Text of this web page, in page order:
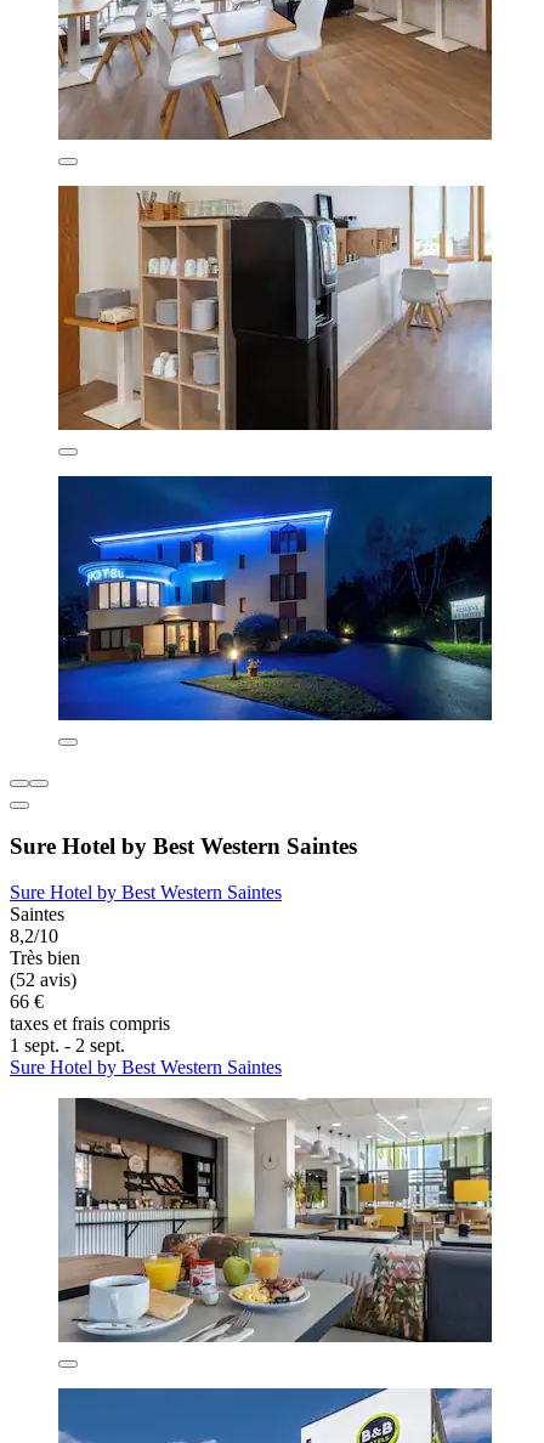
Sure Hotel by Best Western Saintes
Sure Hotel by Best Western Saintes
Saintes
8,2/10
Très bien
(52 avis)
66 €
taxes et frais compris
1 sept. - 2 sept.
Sure Hotel by Best Western Saintes